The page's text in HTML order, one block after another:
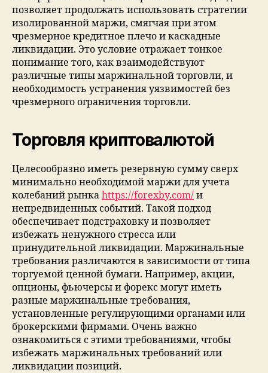
позволяет продолжать использовать стратегии
изолированной маржи, смягчая при этом
чрезмерное кредитное плечо и каскадные
ликвидации. Это условие отражает тонкое
понимание того, как взаимодействуют
различные типы маржинальной торговли, и
необходимость устранения уязвимостей без
чрезмерного ограничения торговли.
Торговля криптовалютой
Целесообразно иметь резервную сумму сверх
минимально необходимой маржи для учета
колебаний рынка https://forexby.com/ и
непредвиденных событий. Такой подход
обеспечивает подстраховку и позволяет
избежать ненужного стресса или
принудительной ликвидации. Маржинальные
требования различаются в зависимости от типа
торгуемой ценной бумаги. Например, акции,
опционы, фьючерсы и форекс могут иметь
разные маржинальные требования,
установленные регулирующими органами или
брокерскими фирмами. Очень важно
ознакомиться с этими требованиями, чтобы
избежать маржинальных требований или
ликвидации позиций.